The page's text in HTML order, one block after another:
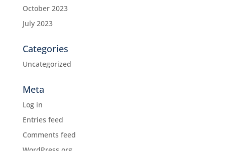
October 2023
July 2023
Categories
Uncategorized
Meta
Log in
Entries feed
Comments feed